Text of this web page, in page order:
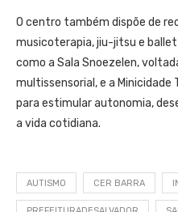
O centro também dispõe de
musicoterapia, jiu-jitsu e
como a Sala Snoezelen,
multissensorial, e a
para estimular autonomia,
a vida cotidiana.
AUTISMO CER BARRA